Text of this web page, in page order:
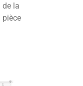
de la
pièce